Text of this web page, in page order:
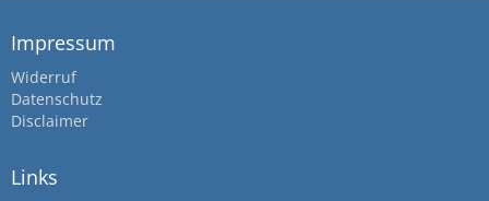
Impressum
Widerruf
Datenschutz
Disclaimer
Links